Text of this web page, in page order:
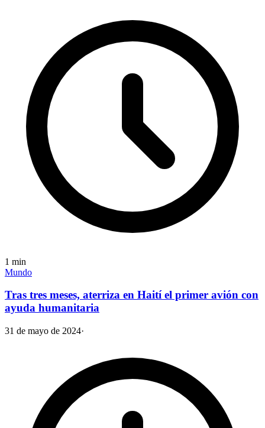
1 min
Mundo
Tras tres meses, aterriza en Haití el primer avión con
ayuda humanitaria
31 de mayo de 2024·